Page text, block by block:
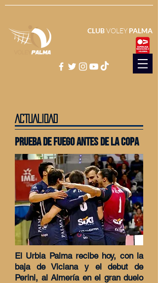
CLUBVOLEY PALMA
ACTUALIDAD
prueba de fuego ANTES DE LA COPA
El Urbia Palma recibe hoy, con la
baja de Viciana y el debut de
Perini, al Almería en el gran duelo